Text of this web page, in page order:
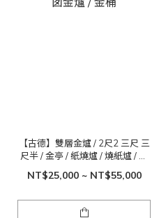
【古德】雙層金爐 / 2尺2 三尺 三
尺半 / 金亭 / 紙燒爐 / 燒紙爐 / 焚
化金爐 / 煙囱金爐 / 金桶
NT$25,000 ~ NT$55,000